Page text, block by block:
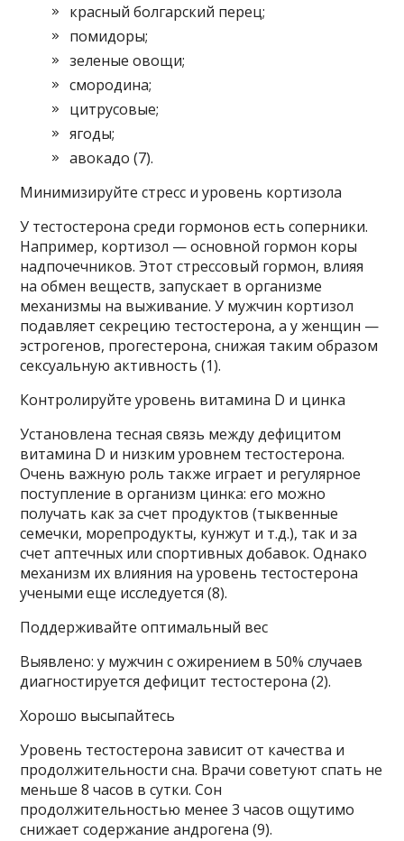
красный болгарский перец;
помидоры;
зеленые овощи;
смородина;
цитрусовые;
ягоды;
авокадо (7).
Минимизируйте стресс и уровень кортизола
У тестостерона среди гормонов есть соперники.
Например, кортизол — основной гормон коры
надпочечников. Этот стрессовый гормон, влияя
на обмен веществ, запускает в организме
механизмы на выживание. У мужчин кортизол
подавляет секрецию тестостерона, а у женщин —
эстрогенов, прогестерона, снижая таким образом
сексуальную активность (1).
Контролируйте уровень витамина D и цинка
Установлена тесная связь между дефицитом
витамина D и низким уровнем тестостерона.
Очень важную роль также играет и регулярное
поступление в организм цинка: его можно
получать как за счет продуктов (тыквенные
семечки, морепродукты, кунжут и т.д.), так и за
счет аптечных или спортивных добавок. Однако
механизм их влияния на уровень тестостерона
учеными еще исследуется (8).
Поддерживайте оптимальный вес
Выявлено: у мужчин с ожирением в 50% случаев
диагностируется дефицит тестостерона (2).
Хорошо высыпайтесь
Уровень тестостерона зависит от качества и
продолжительности сна. Врачи советуют спать не
меньше 8 часов в сутки. Сон
продолжительностью менее 3 часов ощутимо
снижает содержание андрогена (9).